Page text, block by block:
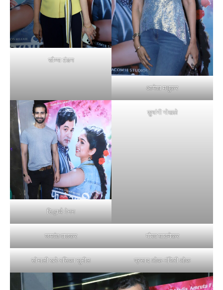
सौम्या टंडन
आयेशा मधुकर
सिद्धार्थ मेनन
शुभांगी गोखले
जयवंत वाडकर गौरव घाटणेकर
सोनाली खरे-रसिका सुनील प्रसाद ओक-मंजिरी ओक